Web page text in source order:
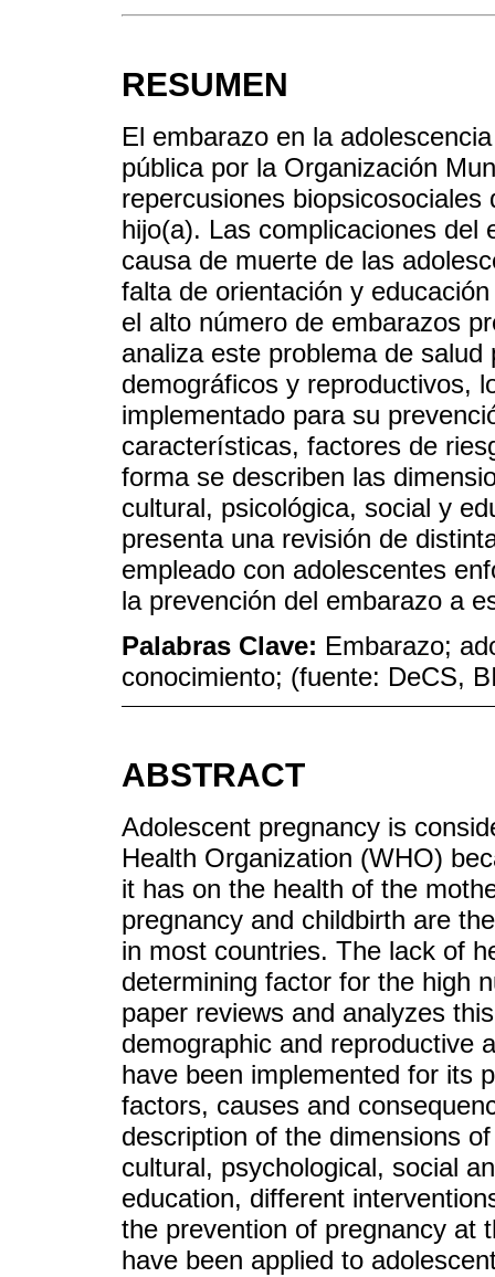
RESUMEN
El embarazo en la
pública por la Organización
repercusiones
hijo(a). Las complicaciones del
causa de muerte de las
falta de orientación y
el alto número de embarazos
analiza este problema de
demográficos y reproductivos,
implementado para su
características, factores de
forma se describen las
cultural, psicológica, social y
presenta una revisión de
empleado con adolescentes
la prevención del embarazo a
Palabras Clave: Embarazo;
conocimiento; (fuente: DeCS,
ABSTRACT
Adolescent pregnancy is
Health Organization (WHO)
it has on the health of the
pregnancy and childbirth are
in most countries. The lack of
determining factor for the high
paper reviews and analyzes
demographic and reproductive
have been implemented for its
factors, causes and
description of the dimensions
cultural, psychological, social
education, different
the prevention of pregnancy at
have been applied to